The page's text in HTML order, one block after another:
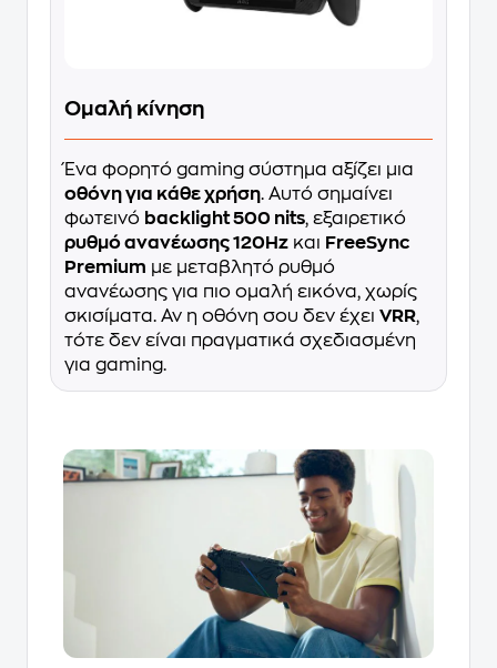
Ομαλή κίνηση
Ένα φορητό gaming σύστημα αξίζει μια
οθόνη για κάθε χρήση. Αυτό σημαίνει
φωτεινό backlight 500 nits, εξαιρετικό
ρυθμό ανανέωσης 120Hz και FreeSync
Premium με μεταβλητό ρυθμό
ανανέωσης για πιο ομαλή εικόνα, χωρίς
σκισίματα. Αν η οθόνη σου δεν έχει VRR,
τότε δεν είναι πραγματικά σχεδιασμένη
για gaming.